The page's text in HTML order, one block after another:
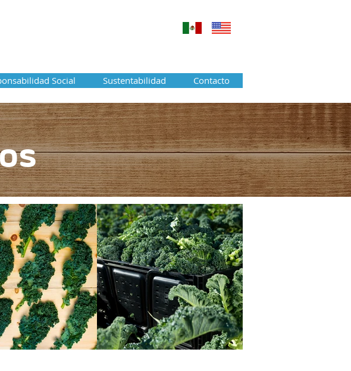
Social Sustentabilidad Contacto